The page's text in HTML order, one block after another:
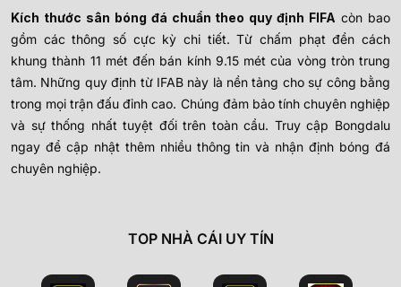
Kích thước sân bóng đá chuẩn theo quy định FIFA còn bao
gồm các thông số cực kỳ chi tiết. Từ chấm phạt đền cách
khung thành 11 mét đến bán kính 9.15 mét của vòng tròn trung
tâm. Những quy định từ IFAB này là nền tảng cho sự công bằng
trong mọi trận đấu đỉnh cao. Chúng đảm bảo tính chuyên nghiệp
và sự thống nhất tuyệt đối trên toàn cầu. Truy cập Bongdalu
ngay để cập nhật thêm nhiều thông tin và nhận định bóng đá
chuyên nghiệp.
TOP NHÀ CÁI UY TÍN